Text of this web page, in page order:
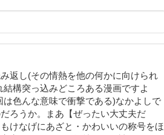
返し(その情熱を他の何かに向けられ
構突っ込みどころある漫画ですよ
色んな意味で衝撃である)なかよしで
ろうか。まあ【ぜったい大丈夫だ
けなげにあざと・かわいいの称号をほ